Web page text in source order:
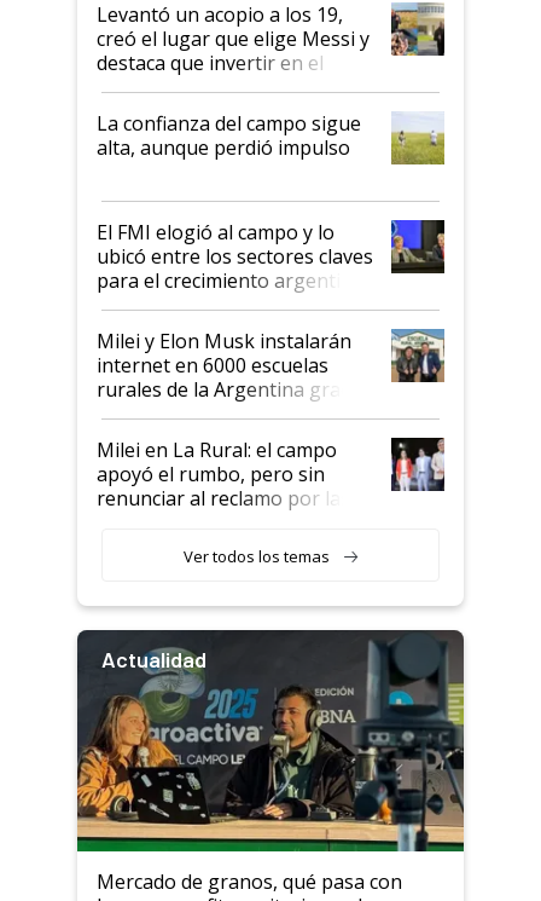
Levantó un acopio a los 19,
creó el lugar que elige Messi y
destaca que invertir en el
kirchnerismo era como "darle
plata a un hijo para droga":
Juan Félix Rossetti, el libertario
que de una dura crisis salió
de Milei
La confianza del campo sigue
alta, aunque perdió impulso
El FMI elogió al campo y lo
ubicó entre los sectores claves
para el crecimiento argentino
Milei y Elon Musk instalarán
internet en 6000 escuelas
rurales de la Argentina gracias
a un acuerdo con Starlink
Milei en La Rural: el campo
apoyó el rumbo, pero sin
renunciar al reclamo por las
Ver todos los temas
Actualidad
Mercado de granos, qué pasa con